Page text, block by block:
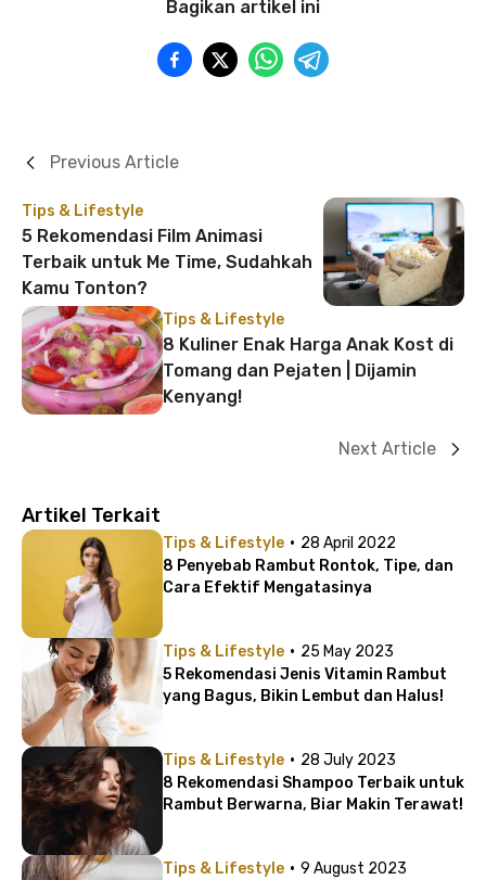
Bagikan artikel ini
Tips & Lifestyle
5 Rekomendasi Film Animasi
Terbaik untuk Me Time, Sudahkah
Kamu Tonton?
Previous Article
Tips & Lifestyle
8 Kuliner Enak Harga Anak Kost di
Tomang dan Pejaten | Dijamin
Kenyang!
Next Article
Artikel Terkait
Tips & Lifestyle · 28 April 2022
8 Penyebab Rambut Rontok, Tipe, dan
Cara Efektif Mengatasinya
Tips & Lifestyle · 25 May 2023
5 Rekomendasi Jenis Vitamin Rambut
yang Bagus, Bikin Lembut dan Halus!
Tips & Lifestyle · 28 July 2023
8 Rekomendasi Shampoo Terbaik untuk
Rambut Berwarna, Biar Makin Terawat!
Tips & Lifestyle · 9 August 2023